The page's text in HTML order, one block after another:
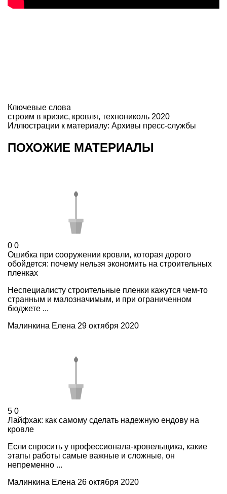
Ключевые слова
строим в кризис, кровля, технониколь 2020
Иллюстрации к материалу: Архивы пресс-службы
ПОХОЖИЕ МАТЕРИАЛЫ
0 0
Ошибка при сооружении кровли, которая дорого
обойдется: почему нельзя экономить на строительных
пленках
Неспециалисту строительные пленки кажутся чем-то
странным и малозначимым, и при ограниченном
бюджете ...
Малинкина Елена 29 октября 2020
5 0
Лайфхак: как самому сделать надежную ендову на
кровле
Если спросить у профессионала-кровельщика, какие
этапы работы самые важные и сложные, он
непременно ...
Малинкина Елена 26 октября 2020